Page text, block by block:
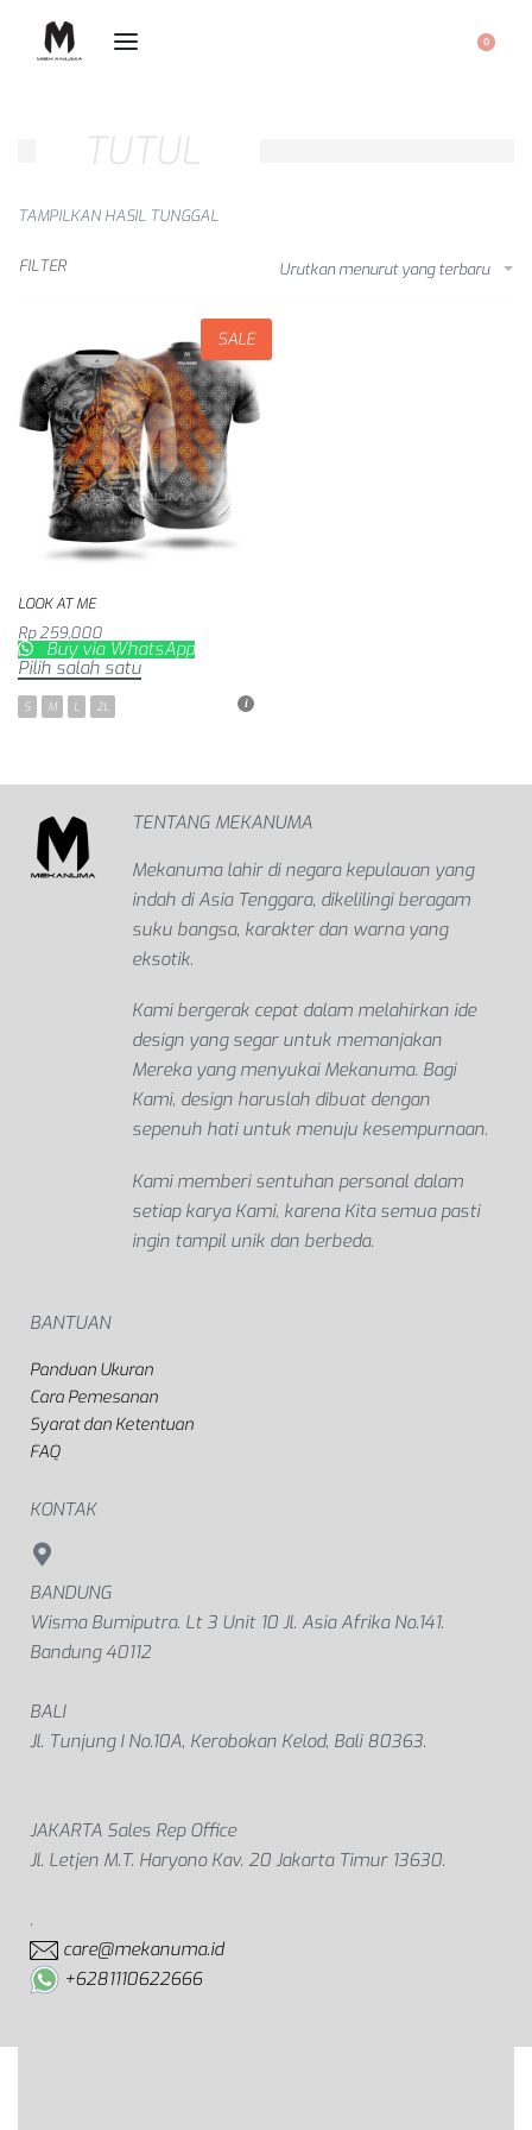
0
TUTUL
TAMPILKAN HASIL TUNGGAL
Urutkan menurut yang terbaru
FILTER
SALE
LOOK AT ME
Buy via WhatsApp
Rp259,000
Pilih salah satu
S M L 2L
TENTANG MEKANUMA
Mekanuma lahir di negara kepulauan yang
indah di Asia Tenggara, dikelilingi beragam
suku bangsa, karakter dan warna yang
eksotik.
Kami bergerak cepat dalam melahirkan ide
design yang segar untuk memanjakan
Mereka yang menyukai Mekanuma. Bagi
Kami, design haruslah dibuat dengan
sepenuh hati untuk menuju kesempurnaan.
Kami memberi sentuhan personal dalam
setiap karya Kami, karena Kita semua pasti
ingin tampil unik dan berbeda.
BANTUAN
Panduan Ukuran
Cara Pemesanan
Syarat dan Ketentuan
FAQ
KONTAK
BANDUNG
Wisma Bumiputra. Lt 3 Unit 10 Jl. Asia Afrika No.141.
Bandung 40112
BALI
Jl. Tunjung I No.10A, Kerobokan Kelod, Bali 80363.
JAKARTA Sales Rep Office
Jl. Letjen M.T. Haryono Kav. 20 Jakarta Timur 13630.
.
care@mekanuma.id
+6281110622666